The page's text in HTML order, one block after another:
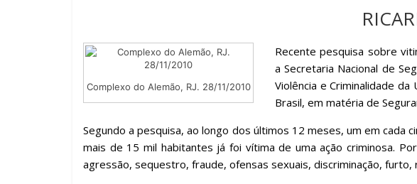
o
k
p
p
m n til
ar
Complexo do Alemão, RJ. 28/11/2010
Recente pesquisa sobre
a Secretaria Nacional de
Violência e Criminalidade
Brasil, em matéria de
Segundo a pesquisa, ao longo dos últimos 12 meses, um em cada
mais de 15 mil habitantes já foi vítima de uma ação criminosa.
agressão, sequestro, fraude, ofensas sexuais, discriminação,